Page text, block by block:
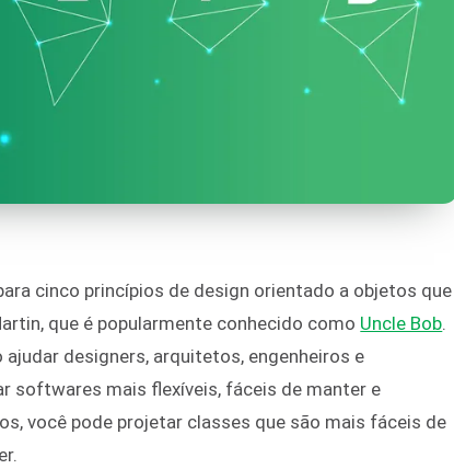
cinco princípios de design orientado a objetos que
que é popularmente conhecido como Uncle Bob.
designers, arquitetos, engenheiros e
softwares mais flexíveis, fáceis de manter e
você pode projetar classes que são mais fáceis de